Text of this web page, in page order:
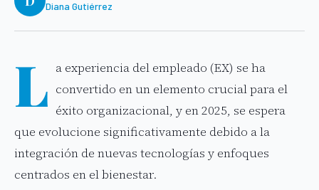
Diana Gutiérrez
L a experiencia del empleado (EX) se ha
convertido en un elemento crucial para el
éxito organizacional, y en 2025, se espera
que evolucione significativamente debido a la
integración de nuevas tecnologías y enfoques
centrados en el bienestar.